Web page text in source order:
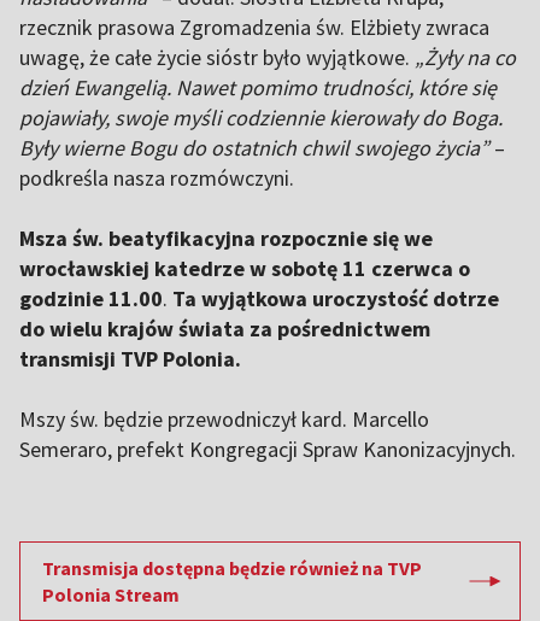
rzecznik prasowa Zgromadzenia św. Elżbiety zwraca
uwagę, że całe życie sióstr było wyjątkowe. „Żyły na co
dzień Ewangelią. Nawet pomimo trudności, które się
pojawiały, swoje myśli codziennie kierowały do Boga.
Były wierne Bogu do ostatnich chwil swojego życia”–
podkreśla nasza rozmówczyni.
Msza św. beatyfikacyjna rozpocznie się we
wrocławskiej katedrze w sobotę 11 czerwca o
godzinie 11.00. Ta wyjątkowa uroczystość dotrze
do wielu krajów świata za pośrednictwem
transmisji TVP Polonia.
Mszy św. będzie przewodniczył kard. Marcello
Semeraro, prefekt Kongregacji Spraw Kanonizacyjnych.
Transmisja dostępna będzie również na TVP
Polonia Stream